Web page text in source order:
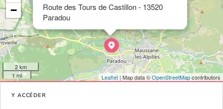
Route des Tours de Castillon - 13520
Paradou
−
2 km
1 mi
Leaflet | Map data ©OpenStreetMapcontributors
Y ACCÉDER